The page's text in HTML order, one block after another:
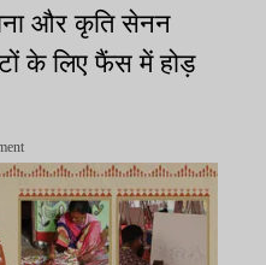
और कृति सेनन
के लिए फैंस में होड़